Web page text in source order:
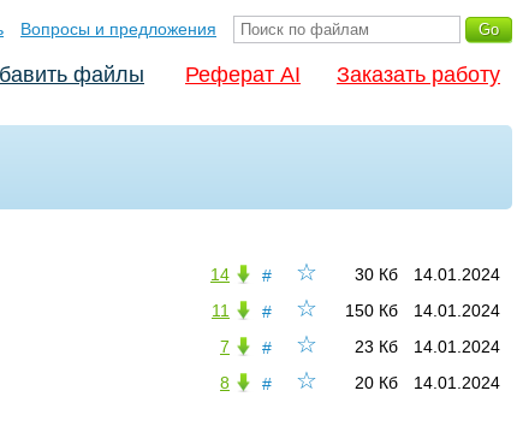
Вопросы и предложения
файлы Реферат AI Заказать работу
☆
# 14.01.2024
30 Кб
14
☆
# 14.01.2024
150 Кб
11
☆
# 14.01.2024
23 Кб
7
☆
# 14.01.2024
20 Кб
8